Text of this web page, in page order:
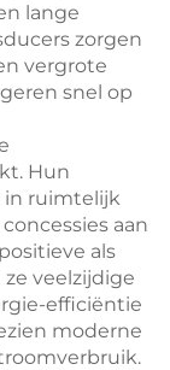
lange
zorgen
vergrote
snel op
Hun
in ruimtelijk
aan
als
veelzijdige
efficiëntie
moderne